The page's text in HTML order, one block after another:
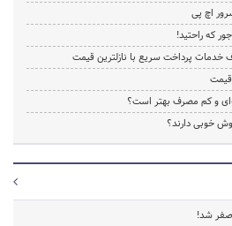
که راحتید!
خدمات پرداخت سریع با نازلترین قیمت
قیمت
و کم مصرف بهتر است؟
خوبی دارند؟
صفر شد!